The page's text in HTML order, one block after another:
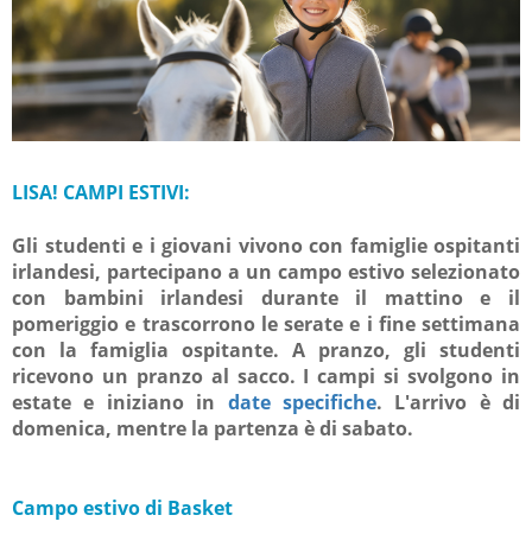
LISA! CAMPI ESTIVI:
Gli studenti e i giovani vivono con famiglie ospitanti
irlandesi, partecipano a un campo estivo selezionato
con bambini irlandesi durante il mattino e il
pomeriggio e trascorrono le serate e i fine settimana
con la famiglia ospitante. A pranzo, gli studenti
ricevono un pranzo al sacco. I campi si svolgono in
estate e iniziano in date specifiche. L'arrivo è di
domenica, mentre la partenza è di sabato.​
Campo estivo di Basket